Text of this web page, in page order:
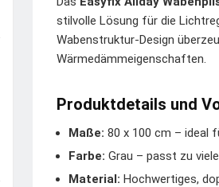
stilvolle Lösung für die
Wabenstruktur-Design
Wärmedämmeigenschaften.
Produktdetails und
Maße: 80 x 100 cm – ideal
Farbe: Grau – passt zu
Material: Hochwertiges,